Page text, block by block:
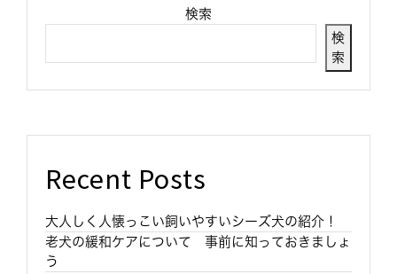
検索
検
索
Recent Posts
大人しく人懐っこい飼いやすいシーズ犬の紹介！
老犬の緩和ケアについて 事前に知っておきましょ
う